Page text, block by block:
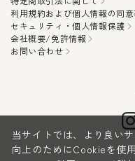
利用規約および個人情報の同
セキュリティ・個人情報保護
会社概要/免許情報
お問い合わせ
当サイトでは、より良い
向上のためにCookieを使